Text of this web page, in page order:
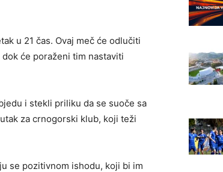
u 21 čas. Ovaj meč će odlučiti
će poraženi tim nastaviti
i stekli priliku da se suoče sa
za crnogorski klub, koji teži
se pozitivnom ishodu, koji bi im